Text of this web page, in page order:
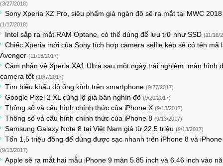
(3/27/2018)
Sony Xperia XZ Pro, siêu phẩm giá ngàn đô sẽ ra mắt tại MWC 2018
(1/17/2018)
Intel sắp ra mắt RAM Optane, có thể dùng để lưu trữ như SSD (11/16/
Chiếc Xperia mới của Sony tích hợp camera selfie kép sẽ có tên mã
Avenger (11/16/2017)
Cảm nhận về Xperia XA1 Ultra sau một ngày trải nghiệm: màn hình
camera tốt (10/7/2017)
Tìm hiểu khẩu độ ống kính trên smartphone (9/27/2017)
Google Pixel 2 XL cũng lộ giá bán nghìn đô (9/20/2017)
Thông số và cấu hình chính thức của iPhone X (9/13/2017)
Thông số và cấu hình chính thức của iPhone 8 (9/13/2017)
Samsung Galaxy Note 8 tại Việt Nam giá từ 22,5 triệu (9/13/2017)
Tốn 1,5 triệu đồng để dùng được sạc nhanh trên iPhone 8 và iPhone
(9/13/2017)
Apple sẽ ra mắt hai mẫu iPhone 9 màn 5.85 inch và 6.46 inch vào